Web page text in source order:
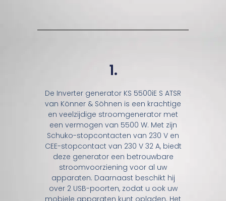
1.
De Inverter generator KS 5500iE S ATSR
van Könner & Söhnen is een krachtige
en veelzijdige stroomgenerator met
een vermogen van 5500 W. Met zijn
Schuko-stopcontacten van 230 V en
CEE-stopcontact van 230 V 32 A, biedt
deze generator een betrouwbare
stroomvoorziening voor al uw
apparaten. Daarnaast beschikt hij
over 2 USB-poorten, zodat u ook uw